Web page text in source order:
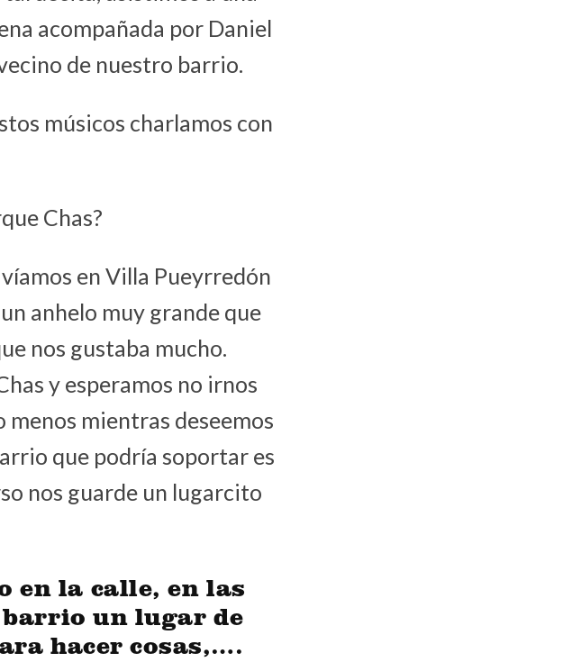
acompañada por Daniel
de nuestro barrio.
músicos charlamos con
Chas?
en Villa Pueyrredón
anhelo muy grande que
nos gustaba mucho.
y esperamos no irnos
mientras deseemos
que podría soportar es
nos guarde un lugarcito
en la calle, en las
barrio un lugar de
hacer cosas,….